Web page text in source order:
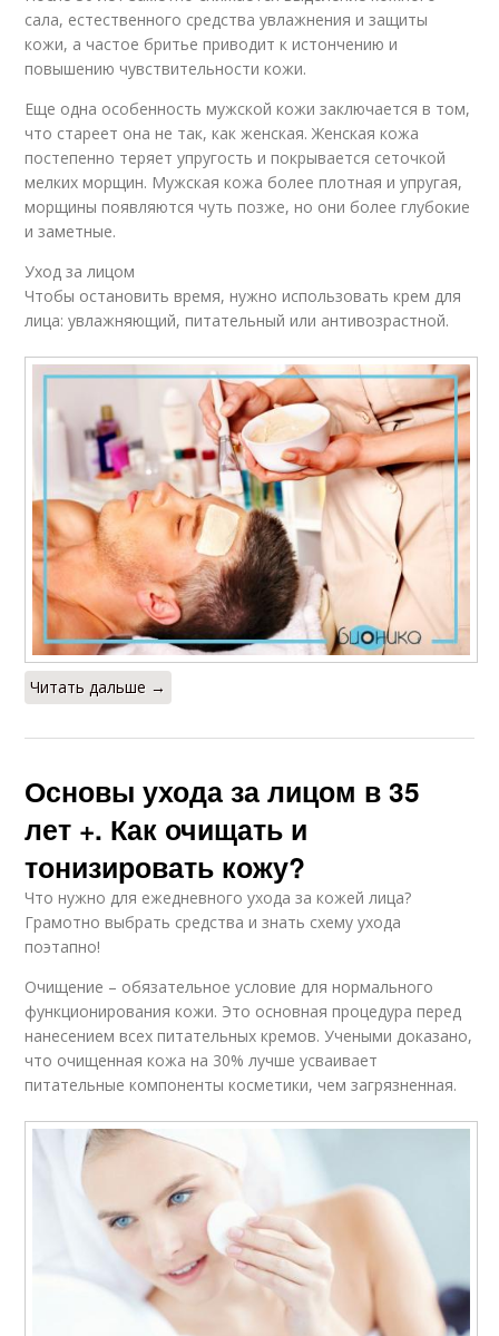
сала, естественного средства увлажнения и защиты
кожи, а частое бритье приводит к истончению и
повышению чувствительности кожи.
Еще одна особенность мужской кожи заключается в том,
что стареет она не так, как женская. Женская кожа
постепенно теряет упругость и покрывается сеточкой
мелких морщин. Мужская кожа более плотная и упругая,
морщины появляются чуть позже, но они более глубокие
и заметные.
Уход за лицом
Чтобы остановить время, нужно использовать крем для
лица: увлажняющий, питательный или антивозрастной.
Читать дальше →
Основы ухода за лицом в 35
лет +. Как очищать и
тонизировать кожу?
Что нужно для ежедневного ухода за кожей лица?
Грамотно выбрать средства и знать схему ухода
поэтапно!
Очищение – обязательное условие для нормального
функционирования кожи. Это основная процедура перед
нанесением всех питательных кремов. Учеными доказано,
что очищенная кожа на 30% лучше усваивает
питательные компоненты косметики, чем загрязненная.